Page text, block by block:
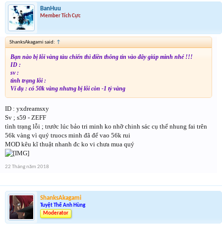
BanHuu
Member Tích Cực
ShanksAkagami said: ↑
Bạn nào bị lỗi vàng tàu chiến thì điền thông tin vào đây giúp mình nhé !!!
ID :
sv :
tình trạng lỗi :
Ví dụ : có 50k vàng nhưng bị lỗi còn -1 tỷ vàng
ID : yxdreamsxy
Sv ; s59 - ZEFF
tình trạng lỗi ; trước lúc bảo tri minh ko nhỡ chinh sác cụ thể nhung fai trên
56k vàng vì quý truocs minh đã để vao 56k rui
MOD kêu kĩ thuật nhanh đc ko vi chưa mua quý
22 Tháng năm 2018
ShanksAkagami
Tuyệt Thế Anh Hùng
Moderator